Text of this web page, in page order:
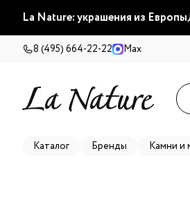
La Nature: украшения из Европы
8 (495) 664-22-22 Max
Каталог Бренды Камни и